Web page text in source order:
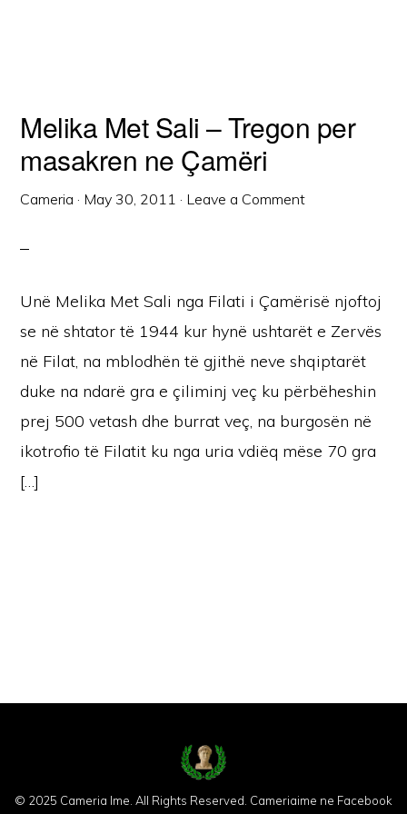
Melika Met Sali – Tregon per
masakren ne Çamëri
Cameria · May 30, 2011 · Leave a Comment
Unë Melika Met Sali nga Filati i Çamërisë njoftoj
se në shtator të 1944 kur hynë ushtarët e Zervës
në Filat, na mblodhën të gjithë neve shqiptarët
duke na ndarë gra e çiliminj veç ku përbëheshin
prej 500 vetash dhe burrat veç, na burgosën në
ikotrofio të Filatit ku nga uria vdiëq mëse 70 gra
[…]
© 2025 Cameria Ime. All Rights Reserved. Cameriaime ne Facebook